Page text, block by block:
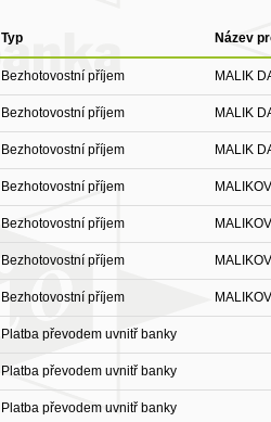
Typ Název
Bezhotovostní příjem MALIK
Bezhotovostní příjem MALIK
Bezhotovostní příjem MALIK
Bezhotovostní příjem
Bezhotovostní příjem
Bezhotovostní příjem
Bezhotovostní příjem
Platba převodem uvnitř banky
Platba převodem uvnitř banky
Platba převodem uvnitř banky